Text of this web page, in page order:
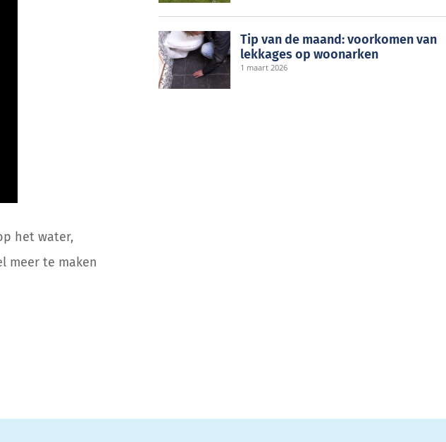
het water,
meer te maken
Tip van de maand: voorkomen van
lekkages op woonarken
1 maart 2026